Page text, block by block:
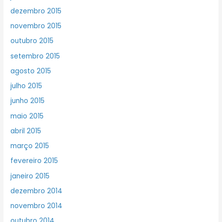
dezembro 2015
novembro 2015
outubro 2015
setembro 2015
agosto 2015
julho 2015
junho 2015
maio 2015
abril 2015
março 2015
fevereiro 2015
janeiro 2015
dezembro 2014
novembro 2014